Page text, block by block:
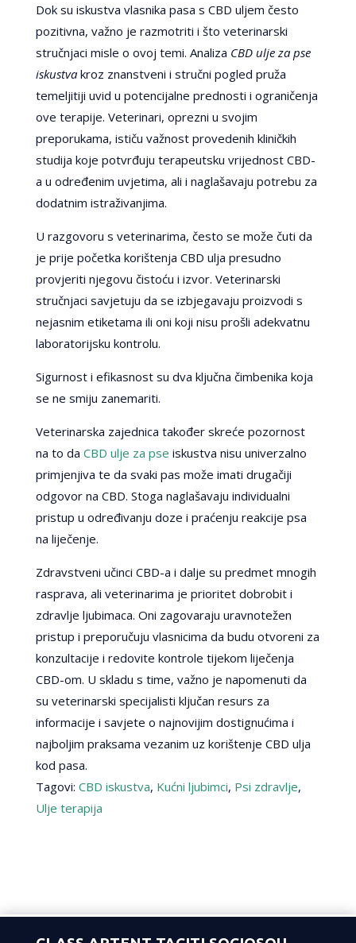
Dok su iskustva vlasnika pasa s CBD uljem često
pozitivna, važno je razmotriti i što veterinarski
stručnjaci misle o ovoj temi. Analiza CBD ulje za pse
iskustvakroz znanstveni i stručni pogled pruža
temeljitiji uvid u potencijalne prednosti i ograničenja
ove terapije. Veterinari, oprezni u svojim
preporukama, ističu važnost provedenih kliničkih
studija koje potvrđuju terapeutsku vrijednost CBD-
a u određenim uvjetima, ali i naglašavaju potrebu za
dodatnim istraživanjima.
U razgovoru s veterinarima, često se može čuti da
je prije početka korištenja CBD ulja presudno
provjeriti njegovu čistoću i izvor. Veterinarski
stručnjaci savjetuju da se izbjegavaju proizvodi s
nejasnim etiketama ili oni koji nisu prošli adekvatnu
laboratorijsku kontrolu.
Sigurnost i efikasnost su dva ključna čimbenika koja
se ne smiju zanemariti.
Veterinarska zajednica također skreće pozornost
na to da CBD ulje za pse iskustva nisu univerzalno
primjenjiva te da svaki pas može imati drugačiji
odgovor na CBD. Stoga naglašavaju individualni
pristup u određivanju doze i praćenju reakcije psa
na liječenje.
Zdravstveni učinci CBD-a i dalje su predmet mnogih
rasprava, ali veterinarima je prioritet dobrobit i
zdravlje ljubimaca. Oni zagovaraju uravnotežen
pristup i preporučuju vlasnicima da budu otvoreni za
konzultacije i redovite kontrole tijekom liječenja
CBD-om. U skladu s time, važno je napomenuti da
su veterinarski specijalisti ključan resurs za
informacije i savjete o najnovijim dostignućima i
najboljim praksama vezanim uz korištenje CBD ulja
kod pasa.
Tagovi: CBD iskustva, Kućni ljubimci, Psi zdravlje,
Ulje terapija